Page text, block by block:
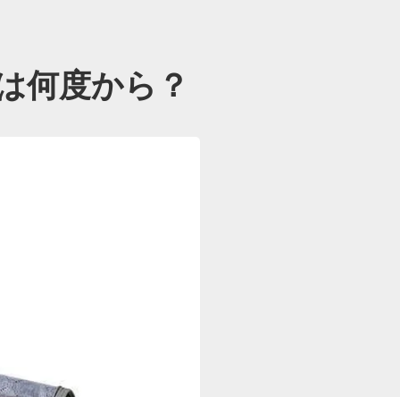
何度から？